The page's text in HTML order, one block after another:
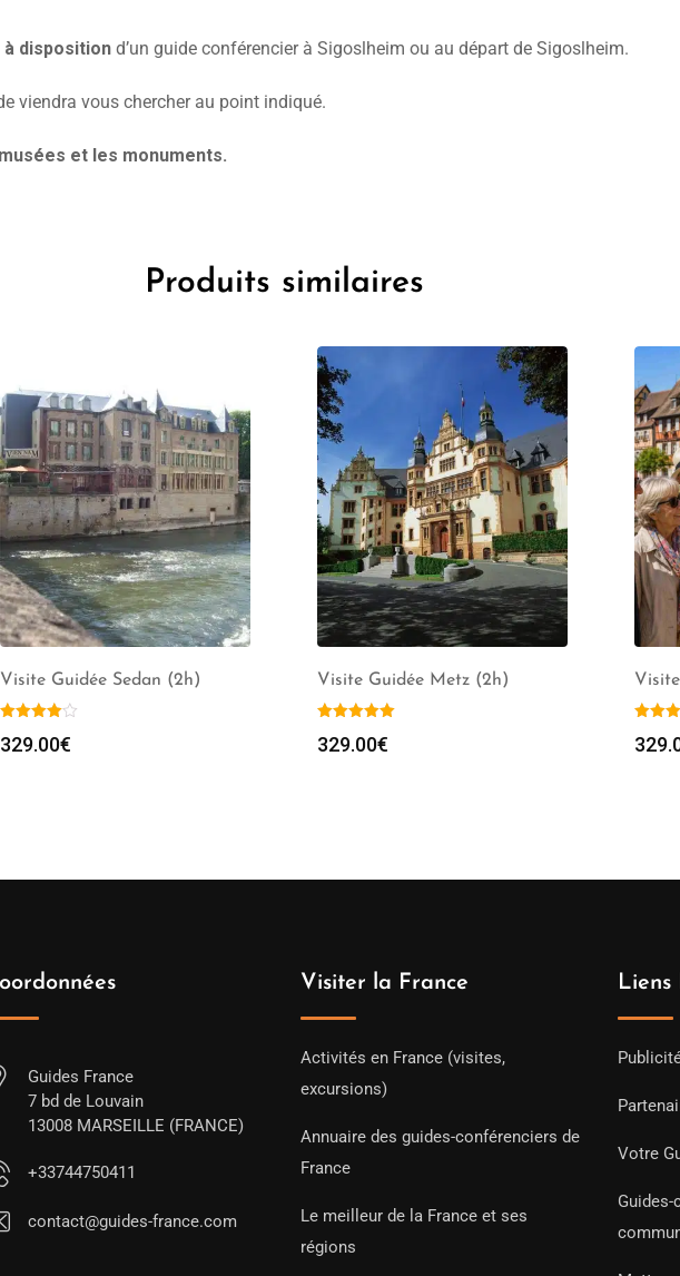
à disposition d’un guide conférencier à Sigoslheim ou au départ de Sigoslheim.
viendra vous chercher au point indiqué.
et les monuments.
Produits similaires
Visite Guidée Sedan (2h)
329.00€
Visite Guidée Metz (2h)
329.00€
Guides France
7 bd de Louvain
13008 MARSEILLE (FRANCE)
+33744750411
contact@guides-france.com
Visiter la France
Activités en France (visites,
excursions)
Annuaire des guides-conférenciers de
France
Le meilleur de la France et ses
régions
Liens
Votre